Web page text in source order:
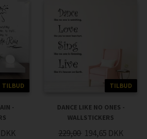
TILBUD
-
DKK
TILBUD
DANCE LIKE NO ONES -
WALLSTICKERS
229,00 194,65 DKK